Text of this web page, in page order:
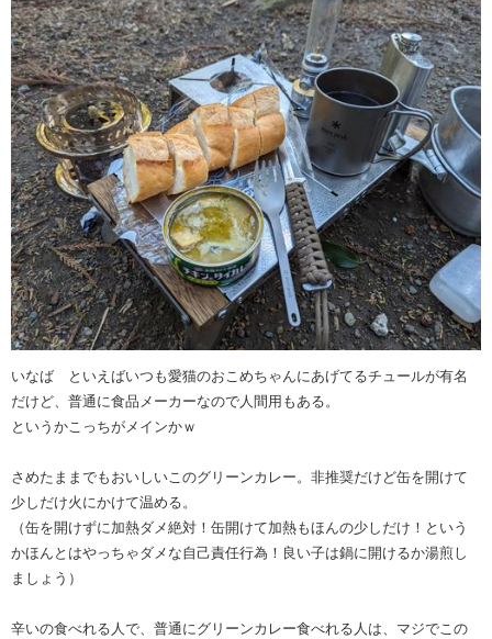
いなば といえばいつも愛猫のおこめちゃんにあげてるチュールが有名
だけど、普通に食品メーカーなので人間用もある。
というかこっちがメインかｗ
さめたままでもおいしいこのグリーンカレー。非推奨だけど缶を開けて
少しだけ火にかけて温める。
（缶を開けずに加熱ダメ絶対！缶開けて加熱もほんの少しだけ！という
かほんとはやっちゃダメな自己責任行為！良い子は鍋に開けるか湯煎し
ましょう）
辛いの食べれる人で、普通にグリーンカレー食べれる人は、マジでこの